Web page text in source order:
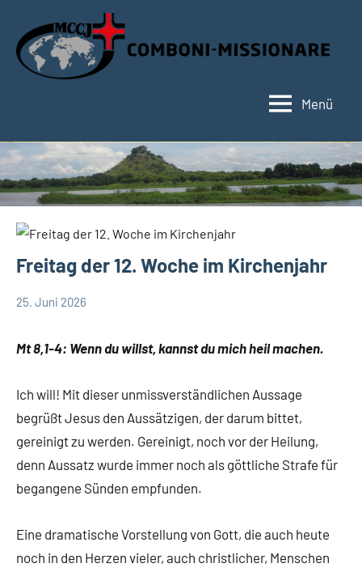
Inhalt
springen
Menü
Freitag der 12. Woche im Kirchenjahr
25. Juni 2026
Mt 8,1-4: Wenn du willst, kannst du mich heil machen.
Ich will! Mit dieser unmissverständlichen Aussage
begrüßt Jesus den Aussätzigen, der darum bittet,
gereinigt zu werden. Gereinigt, noch vor der Heilung,
denn Aussatz wurde immer noch als göttliche Strafe für
begangene Sünden empfunden.
Eine dramatische Vorstellung von Gott, die auch heute
noch in den Herzen vieler, auch christlicher, Menschen